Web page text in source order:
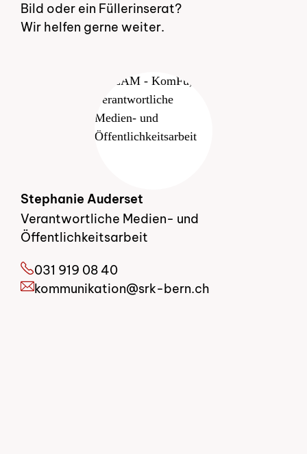
Bild oder ein Füllerinserat?
Wir helfen gerne weiter.
Stephanie Auderset
Verantwortliche Medien- und
Öffentlichkeitsarbeit
031 919 08 40
kommunikation@srk-bern.ch